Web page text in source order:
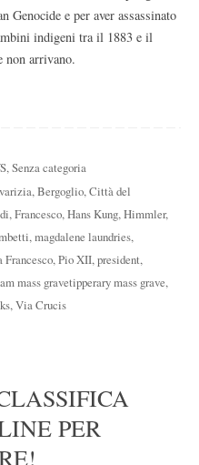
Genocide e per aver assassinato
indigeni tra il 1883 e il
non arrivano.
,Senza categoria
,Bergoglio,Città del
,Francesco,Hans Kung,Himmler,
,magdalene laundries,
Francesco,Pio XII,president,
mass gravetipperary mass grave,
,Via Crucis
PER